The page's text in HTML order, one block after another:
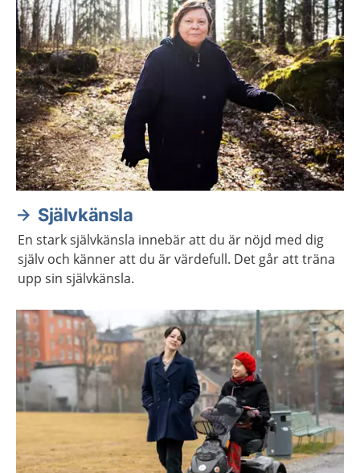
Självkänsla
En stark självkänsla innebär att du är nöjd med dig
själv och känner att du är värdefull. Det går att träna
upp sin självkänsla.